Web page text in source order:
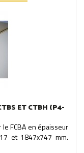
ET CTBH (P4-
le FCBA en épaisseur
et 1847x747 mm.